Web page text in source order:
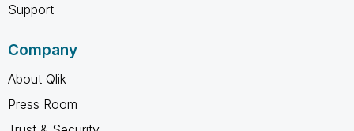
Support
Company
About Qlik
Press Room